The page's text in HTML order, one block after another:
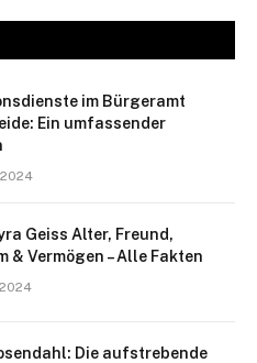
im Bürgeramt
Ein umfassender
2024
Geiss Alter, Freund,
& Vermögen – Alle Fakten
Die aufstrebende